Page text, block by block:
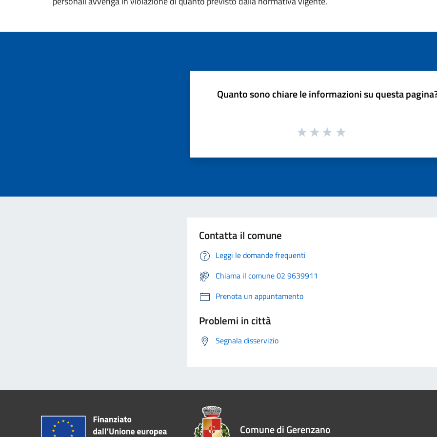
Quanto sono chiare le informazioni su questa
Contatta il comune
Leggi le domande frequenti
Chiama il comune 02 9639911
Prenota un appuntamento
Problemi in città
Segnala disservizio
Comune di Gerenzano